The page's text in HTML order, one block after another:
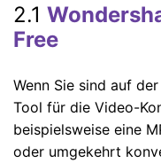
2.1
Free
Wenn Sie sind auf
Tool für die Video-
beispielsweise eine
oder umgekehrt